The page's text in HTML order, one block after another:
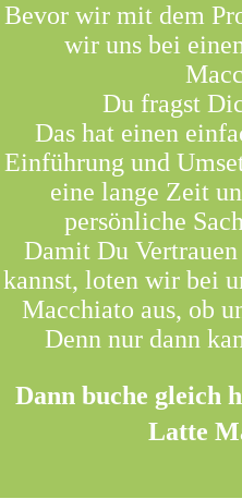
Bevor wir mit dem
wir uns bei
Du fragst
Das hat einen
Einführung und
eine lange Zeit
persönliche
Damit Du
kannst, loten wir bei
Macchiato aus, ob
Denn nur dann
Dann buche gleich
Latte